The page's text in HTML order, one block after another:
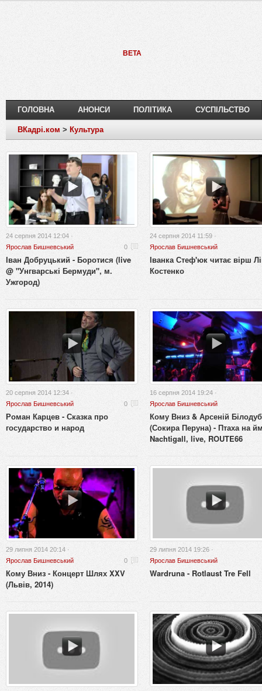
BETA
ГОЛОВНА АНОНСИ ПОЛІТИКА СУСПІЛЬСТВО
ВКадрі.ком > Культура
24 серпня 2014 12:04 ·
Ярослав Бишневський
0
Іван Добруцький - Боротися (live
@ "Унгварські Бермуди", м.
Ужгород)
24 серпня 2014 11:59 ·
Ярослав Бишневський
Іванка Стеф'юк читає вірш
Костенко
20 серпня 2014 12:34 ·
Ярослав Бишневський
0
Роман Карцев - Сказка про
государство и народ
16 серпня 2014 19:24 ·
Ярослав Бишневський
Кому Вниз & Арсеній Білодуб
(Сокира Перуна) - Птаха на
Nachtigall, live, ROUTE66
29 липня 2014 20:14 ·
Ярослав Бишневський
0
Кому Вниз - Концерт Шлях XXV
(Львів, 2014)
29 липня 2014 19:26 ·
Ярослав Бишневський
Wardruna - Rotlaust Tre Fell